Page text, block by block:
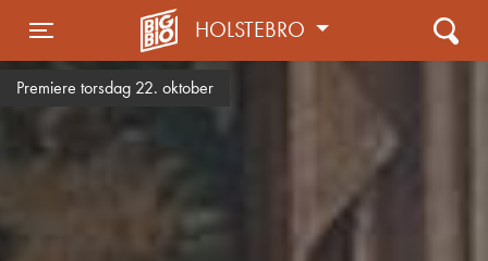
Toggle navigation
HOLSTEBRO
Premiere torsdag 22. oktober